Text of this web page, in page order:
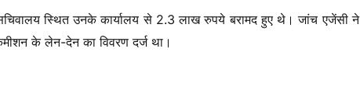
स्थित उनके कार्यालय से 2.3 लाख रुपये बरामद हुए थे। जांच एजेंसी ने
के लेन-देन का विवरण दर्ज था।